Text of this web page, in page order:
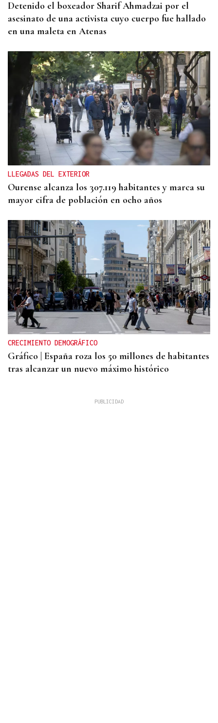
Detenido el boxeador Sharif Ahmadzai por el
asesinato de una activista cuyo cuerpo fue hallado
en una maleta en Atenas
LLEGADAS DEL EXTERIOR
Ourense alcanza los 307.119 habitantes y marca su
mayor cifra de población en ocho años
CRECIMIENTO DEMOGRÁFICO
Gráfico | España roza los 50 millones de habitantes
tras alcanzar un nuevo máximo histórico